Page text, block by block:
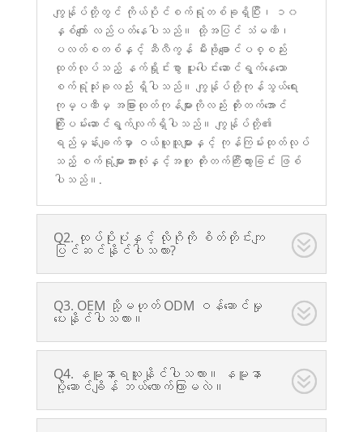
ကျွန်ုပ်တို့တွင် ကိုယ်ပိုင်စက်ရုံတစ်ခုရှိပြီး၊ ၁၀
နှစ်ကျော် လည်ပတ်နေပါသည်။ ထို့အပြင် သံမဏိ၊
ပလတ်စတစ်နှင့် ဆီလီကွန် မီးဖိုချောင်ပစ္စည်း
ထုတ်လုပ်သည့် နက်ရှိုင်းစွာ ပူးပေါင်းဆောင်ရွက်နေသော
စက်ရုံသုံးခုလည်း ရှိပါသည်။ ကျွန်ုပ်တို့ကုန်သွယ်ရေး
ကုမ္ပဏီမှ အခြားထုတ်ကုန်များကိုလည်း တိုးတက်အောင်
ကြိုးပမ်းဆောင်ရွက်လျက်ရှိပါသည်။ ကျွန်ုပ်တို့၏
ရည်မှန်းချက်မှာ ဝယ်ယူသူများနှင့် ကုန်ကြမ်းထုတ်လုပ်
သည့် စက်ရုံများအားလုံးနှင့်အတူ တိုးတက်ကြီးထွားခြင်း ဖြစ်
ပါသည်။.
Q2. ထုပ်ပိုးပုံနှင့် လိုဂိုကို စိတ်တိုင်းကျ
ပြင်ဆင်နိုင်ပါသလား?
Q3. OEM သို့မဟုတ် ODM ဝန်ဆောင်မှု
ပေးနိုင်ပါသလား။
Q4. နမူနာရယူနိုင်ပါသလား။ နမူနာ
ပို့ဆောင်ချိန် ဘယ်လောက်ကြာမလဲ။